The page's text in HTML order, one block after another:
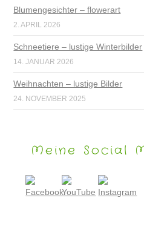
Blumengesichter – flowerart
2. APRIL 2026
Schneetiere – lustige Winterbilder
14. JANUAR 2026
Weihnachten – lustige Bilder
24. NOVEMBER 2025
Meine Social